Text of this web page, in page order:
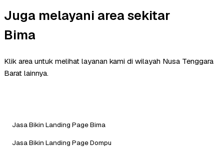
Juga melayani area sekitar
Bima
Klik area untuk melihat layanan kami di wilayah Nusa Tenggara
Barat lainnya.
Jasa Bikin Landing Page Bima
Jasa Bikin Landing Page Dompu